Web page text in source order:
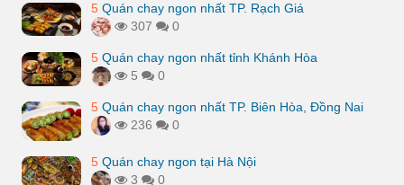
5 Quán chay ngon nhất TP. Rạch Giá
307
0
5 Quán chay ngon nhất tỉnh Khánh Hòa
5
0
5 Quán chay ngon nhất TP. Biên Hòa, Đồng Nai
236
0
5 Quán chay ngon tại Hà Nội
3
0